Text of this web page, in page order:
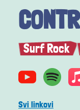
Surf Rock
Svi linkovi